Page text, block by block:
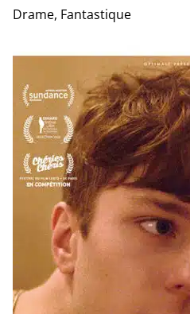
Drame, Fantastique